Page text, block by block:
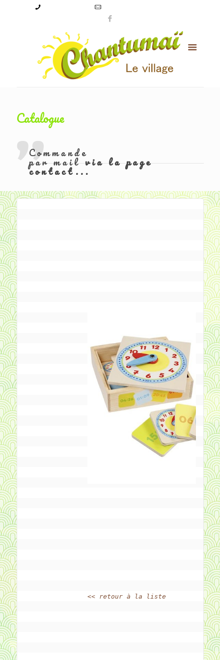
Catalogue
Commande
par mailvia la page
contact...
<< retour à la liste